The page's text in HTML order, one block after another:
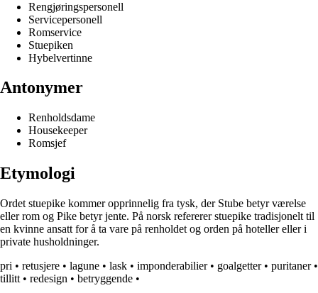
Rengjøringspersonell
Servicepersonell
Romservice
Stuepiken
Hybelvertinne
Antonymer
Renholdsdame
Housekeeper
Romsjef
Etymologi
Ordet stuepike kommer opprinnelig fra tysk, der Stube betyr værelse
eller rom og Pike betyr jente. På norsk refererer stuepike tradisjonelt til
en kvinne ansatt for å ta vare på renholdet og orden på hoteller eller i
private husholdninger.
pri • retusjere • lagune • lask • imponderabilier• goalgetter• puritaner•
tillitt • redesign • betryggende •